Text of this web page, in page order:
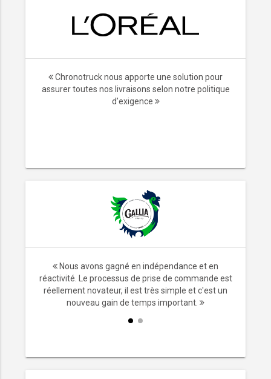
Chronotruck nous apporte une solution pour
assurer toutes nos livraisons selon notre politique
d’exigence
Nous avons gagné en indépendance et en
réactivité. Le processus de prise de commande est
réellement novateur, il est très simple et c'est un
nouveau gain de temps important.